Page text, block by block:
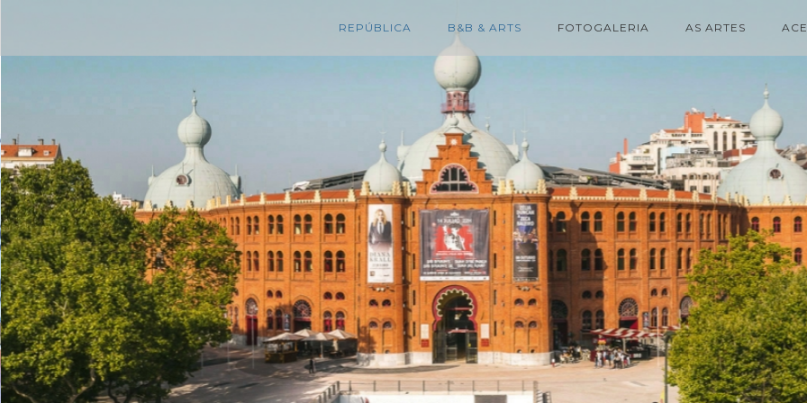
REPÚBLICA B&B & ARTS FOTOGALERIA AS ARTES